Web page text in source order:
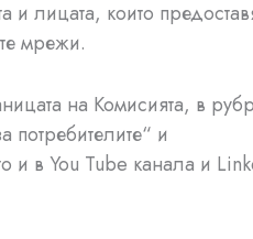
и лицата, които
мрежи.
на Комисията, в
и
и в You Tube канала и